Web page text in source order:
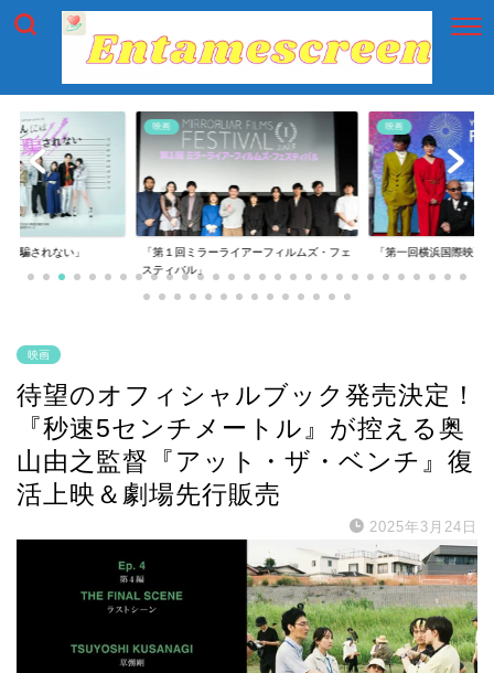
は騙されない」
映画
「第１回ミラーライアーフィルムズ・フェ
スティバル」
映画
「第一回横浜国際映画
映画
待望のオフィシャルブック発売決定！
『秒速5センチメートル』が控える奥
山由之監督『アット・ザ・ベンチ』復
活上映＆劇場先行販売
2025年3月24日